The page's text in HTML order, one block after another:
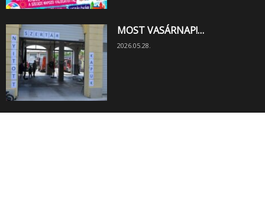
MOST VASÁRNAP!…
2026.05.28.